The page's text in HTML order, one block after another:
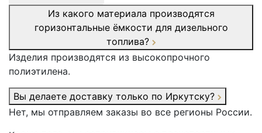
Из какого материала производятся
горизонтальные ёмкости для дизельного
топлива?
Изделия производятся из высокопрочного
полиэтилена.
Вы делаете доставку только по Иркутску?
Нет, мы отправляем заказы во все регионы России.